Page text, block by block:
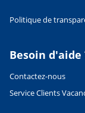
Politique de
Besoin d'aide
Contactez-nous
Service Clients